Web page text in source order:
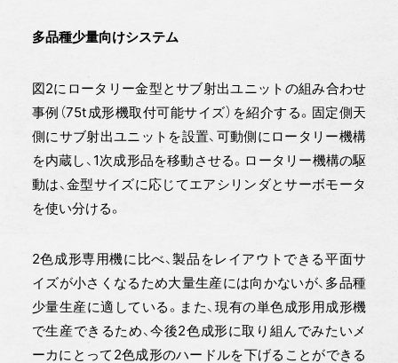
多品種少量向けシステム
図2にロータリー金型とサブ射出ユニットの組み合わせ
事例（75t成形機取付可能サイズ）を紹介する。固定側天
側にサブ射出ユニットを設置、可動側にロータリー機構
を内蔵し、1次成形品を移動させる。ロータリー機構の駆
動は、金型サイズに応じてエアシリンダとサーボモータ
を使い分ける。
2色成形専用機に比べ、製品をレイアウトできる平面サ
イズが小さくなるため大量生産には向かないが、多品種
少量生産に適している。また、現有の単色成形用成形機
で生産できるため、今後2色成形に取り組んでみたいメ
ーカにとって2色成形のハードルを下げることができる